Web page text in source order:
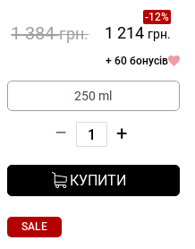
-12%
1 384грн. 1 214 грн.
+ 60 бонусів
250 ml
– +
КУПИТИ
SALE